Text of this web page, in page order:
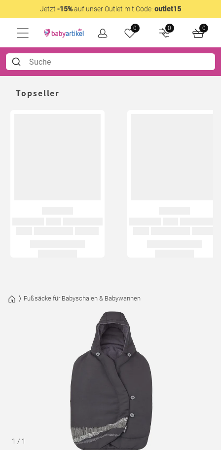
Jetzt -15%auf unser Outlet mit Code: outlet15
0 0 0
Topseller
Fußsäcke für Babyschalen & Babywannen
1 / 1